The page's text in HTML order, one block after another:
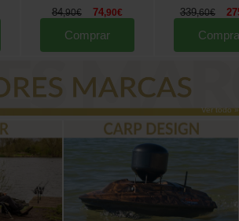
84,90€ 74,90€
Comprar
339,60€
Ver todo »